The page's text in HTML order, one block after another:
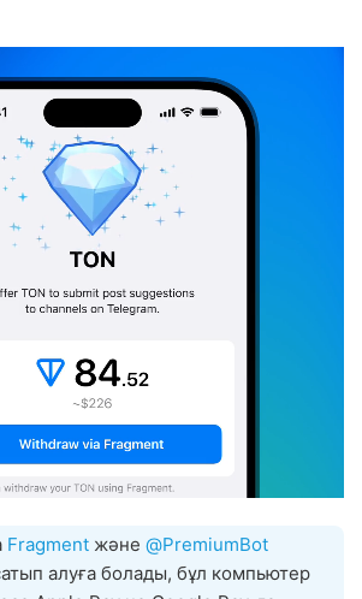
Fragment және @PremiumBot
алуға болады, бұл компьютер